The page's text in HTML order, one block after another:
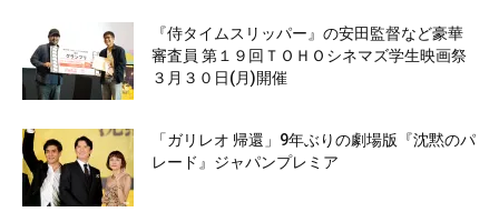
『侍タイムスリッパー』の安田監督など豪華
審査員 第１９回ＴＯＨＯシネマズ学生映画祭
３月３０日(月)開催
「ガリレオ 帰還」9年ぶりの劇場版『沈黙のパ
レード』ジャパンプレミア